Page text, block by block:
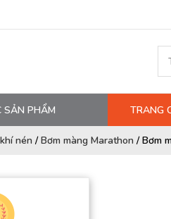
SẢN PHẨM TRANG
nén /Bơm màng Marathon /Bơm